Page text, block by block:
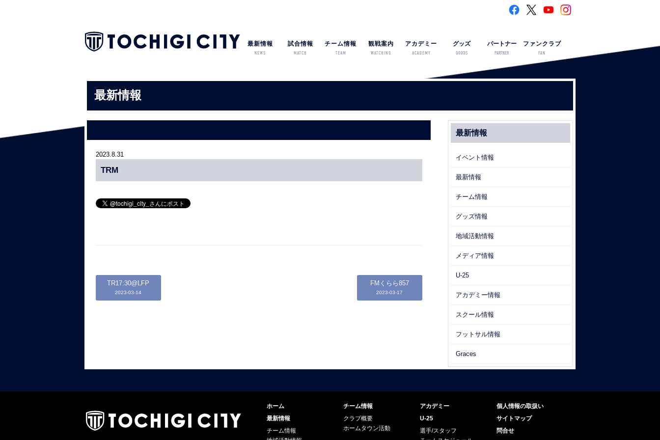
最新情報
NEWS
試合情報
MATCH
チーム情報
TEAM
観戦案内
WATCHING
アカデミー
ACADEMY
グッズ
GOODS
パートナー
PARTNER
ファンクラブ
FAN
最新情報
2023.8.31
TRM
TR17:30@LFP
2023-03-14
FMくらら857
2023-03-17
最新情報
イベント情報
最新情報
チーム情報
グッズ情報
地域活動情報
メディア情報
U-25
アカデミー情報
スクール情報
フットサル情報
Graces
ホーム
最新情報
チーム情報
チーム情報
クラブ概要
ホームタウン活動
アカデミー
U-25
選手/スタッフ
個人情報の取扱い
サイトマップ
問合せ